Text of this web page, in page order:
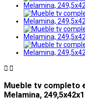
 
Mueble tv completo
Melamina,